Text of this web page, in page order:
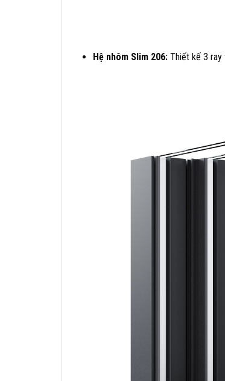
Hệ nhôm Slim 206:Thiết kế 3 ray